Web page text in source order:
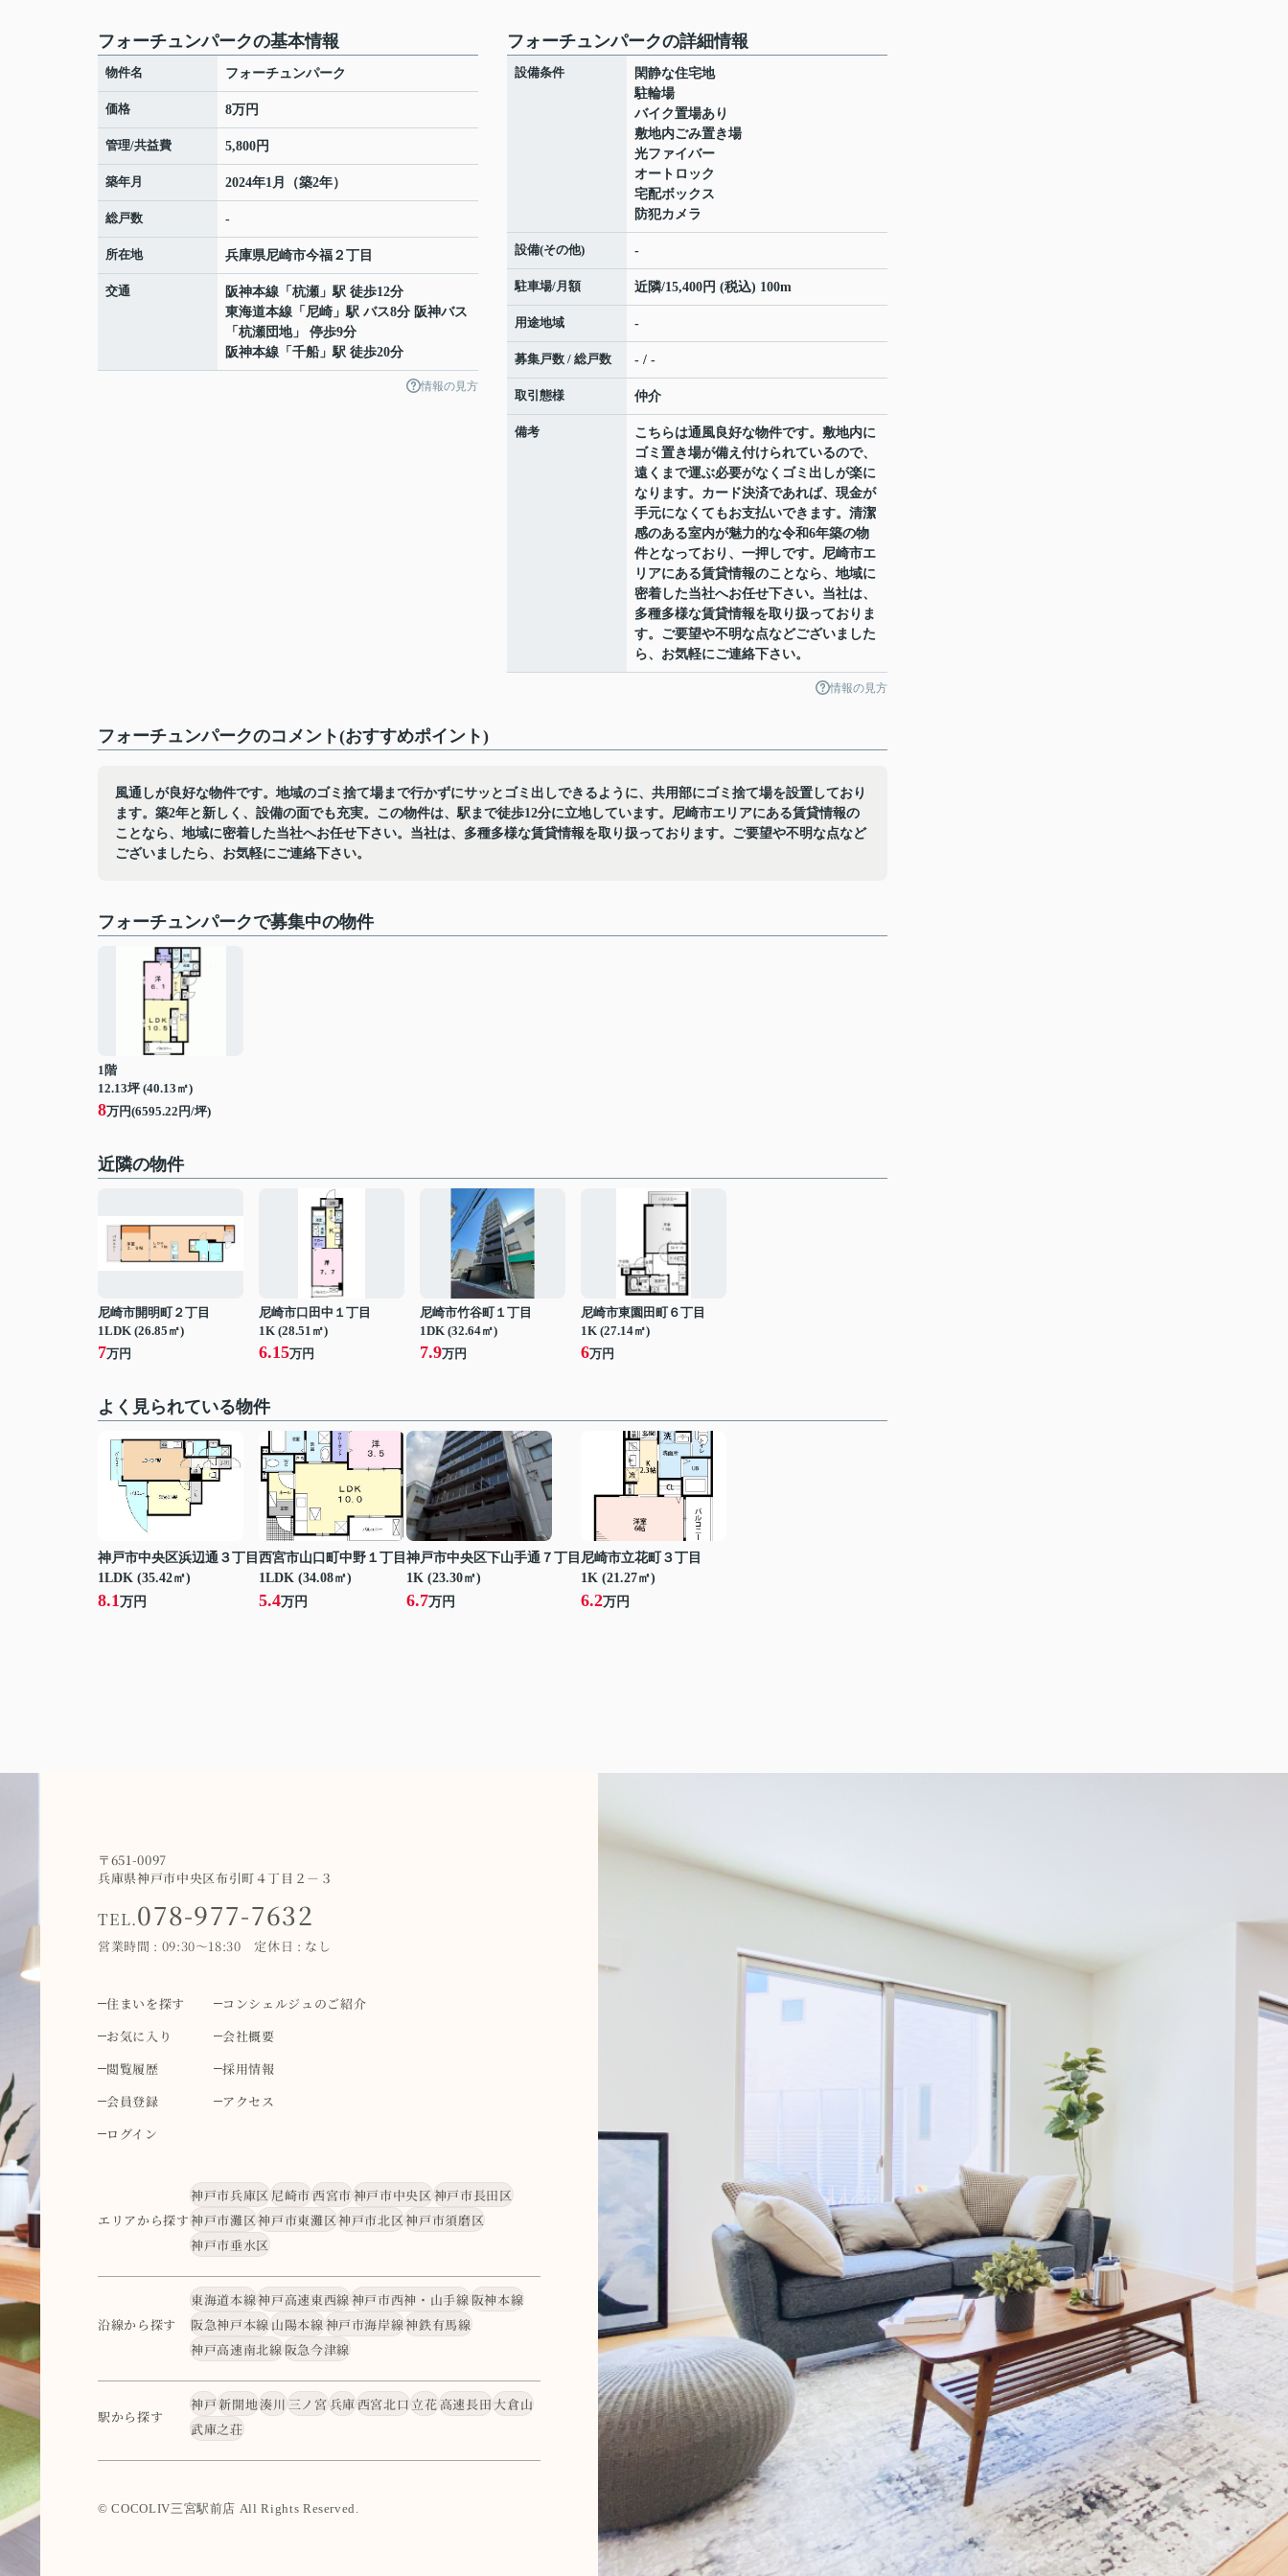
フォーチュンパークの基本情報
物件名 フォーチュンパーク
価格 8万円
管理/共益費 5,800円
築年月 2024年1月（築2年）
総戸数 -
所在地 兵庫県尼崎市今福 ２丁目
交通 阪神本線 「 杭瀬 」駅 徒歩12分
東海道本線 「 尼崎 」駅 バス8分 阪神バス
「杭瀬団地」 停歩9分
阪神本線 「 千船」駅 徒歩20分
情報の見方
フォーチュンパークの詳細情報
設備条件
閑静な住宅地
駐輪場
バイク置場あり
敷地内ごみ置き場
光ファイバー
オートロック
宅配ボックス
防犯カメラ
設備(その他) -
駐車場/月額 近隣/15,400円 (税込) 100m
用途地域 -
募集戸数 / 総戸数 - / -
取引態様 仲介
備考
こちらは通風良好な物件です。敷地内に
ゴミ置き場が備え付けられているので、
遠くまで運ぶ必要がなくゴミ出しが楽に
なります。カード決済であれば、現金が
手元になくてもお支払いできます。清潔
感のある室内が魅力的な令和6年築の物
件となっており、一押しです。尼崎市エ
リアにある賃貸情報のことなら、地域に
密着した当社へお任せ下さい。当社は、
多種多様な賃貸情報を取り扱っておりま
す。ご要望や不明な点などございました
ら、お気軽にご連絡下さい。
情報の見方
フォーチュンパークのコメント(おすすめポイント)
風通しが良好な物件です。地域のゴミ捨て場まで行かずにサッとゴミ出しできるように、共用部にゴミ捨て場を設置しており
ます。築2年と新しく、設備の面でも充実。この物件は、駅まで徒歩12分に立地しています。尼崎市エリアにある賃貸情報の
ことなら、地域に密着した当社へお任せ下さい。当社は、多種多様な賃貸情報を取り扱っております。ご要望や不明な点など
ございましたら、お気軽にご連絡下さい。
フォーチュンパークで募集中の物件
1階
12.13坪 (40.13㎡)
8万円(6595.22円/坪)
近隣の物件
尼崎市開明町２丁目
1LDK (26.85㎡)
7万円
尼崎市口田中１丁目
1K (28.51㎡)
6.15万円
尼崎市竹谷町１丁目
1DK (32.64㎡)
7.9万円
尼崎市東園田町６丁目
1K (27.14㎡)
6万円
よく見られている物件
神戸市中央区浜辺通３丁目
1LDK (35.42㎡)
8.1万円
西宮市山口町中野１丁目
1LDK (34.08㎡)
5.4万円
神戸市中央区下山手通７丁目
1K (23.30㎡)
6.7万円
尼崎市立花町３丁目
1K (21.27㎡)
6.2万円
〒651-0097
兵庫県神戸市中央区布引町４丁目２－３
TEL.078-977-7632
営業時間 : 09:30～18:30 定休日 : なし
住まいを探す
コンシェルジュのご紹介
お気に入り
会社概要
閲覧履歴
採用情報
会員登録
アクセス
ログイン
エリアから探す
神戸市兵庫区 尼崎市 西宮市 神戸市中央区神戸市長田区
神戸市灘区神戸市東灘区神戸市北区神戸市須磨区
神戸市垂水区
沿線から探す
東海道本線神戸高速東西線 神戸市西神・山手線阪神本線
阪急神戸本線 山陽本線神戸市海岸線神鉄有馬線
神戸高速南北線阪急今津線
駅から探す
神戸新開地湊川三ノ宮兵庫西宮北口 立花高速長田 大倉山
武庫之荘
© COCOLIV三宮駅前店 All Rights Reserved.